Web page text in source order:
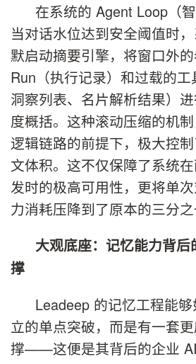
在系统的 Agent Loop（
当对话水位达到安全阈值时
默启动摘要引擎，将窗口外
Run（执行记录）和过载的
洞察列表、名片解析结果）
度概括。这种滚动压缩的机
逻辑链路的前提下，极大控
文体积。这不仅保障了系统
发时的极高可用性，更将单
力消耗压降到了原本的三分之
大观底座：记忆能力背
撑
Leadeep 的记忆工程能
立的单点突破，而是有一套
撑——这便是其背后的企业